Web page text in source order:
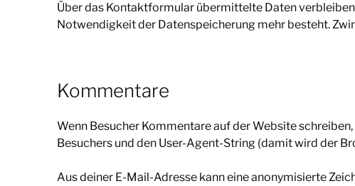
Über das Kontaktformular übermittelte Daten
Notwendigkeit der Datenspeicherung mehr besteht.
Kommentare
Wenn Besucher Kommentare auf der Website
Besuchers und den User-Agent-String (damit wird der
Aus deiner E-Mail-Adresse kann eine anonymisierte